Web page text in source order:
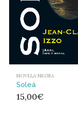
NOVELA NEGRA
Soleá
15,00€